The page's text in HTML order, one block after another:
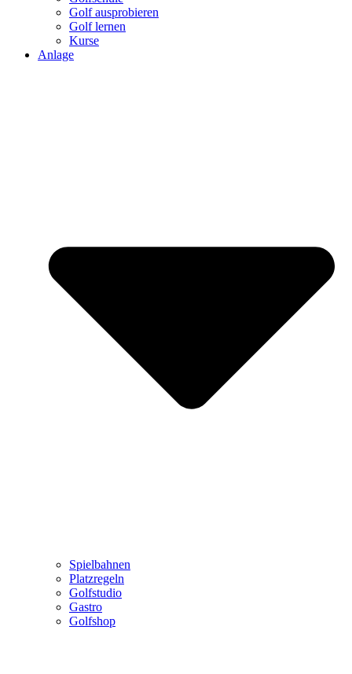
Golf ausprobieren
Golf lernen
Kurse
Anlage
Spielbahnen
Platzregeln
Golfstudio
Gastro
Golfshop